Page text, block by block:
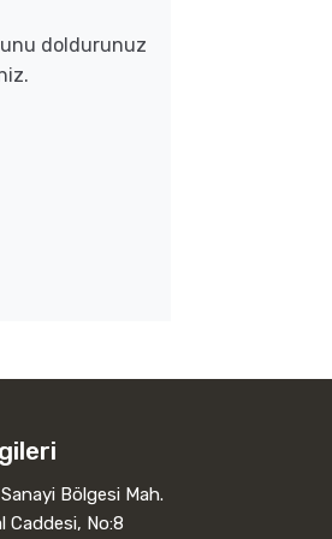
doldurunuz
Bölgesi Mah.
Caddesi, No:8